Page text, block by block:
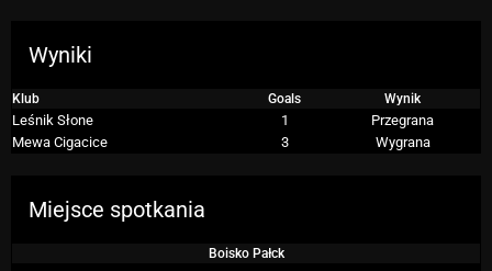
Wyniki
Klub Goals Wynik
Leśnik Słone 1
Przegrana
Mewa Cigacice
3 Wygrana
Miejsce spotkania
Boisko Pałck